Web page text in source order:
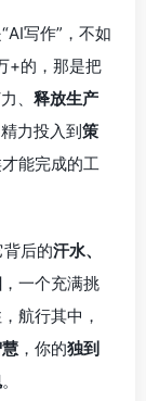
写作”，不如
+的，那是把
、 释放生产
力投入到策
能完成的工
后的汗水、
，一个充满挑
航行其中，
，你的独到
。